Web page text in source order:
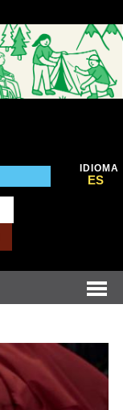
IDIOMA
ES